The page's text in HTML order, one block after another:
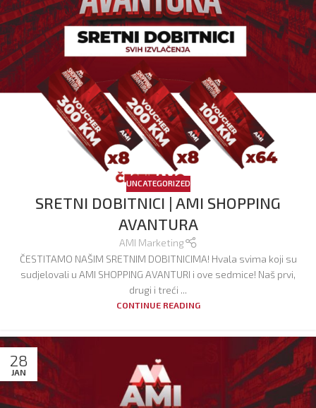
UNCATEGORIZED
SRETNI DOBITNICI | AMI SHOPPING
AVANTURA
AMI Marketing
ČESTITAMO NAŠIM SRETNIM DOBITNICIMA! Hvala svima koji su
sudjelovali u AMI SHOPPING AVANTURI i ove sedmice! Naš prvi,
drugi i treći ...
CONTINUE READING
28
JAN